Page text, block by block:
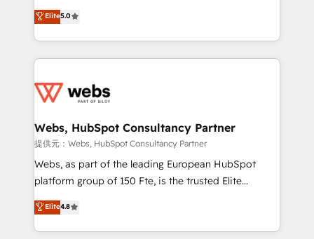
Execution • 750+ onboardings and 2,000+
implementations • Deep expertise across marketing,
BBD Boom is the HubSpot partner that can help you
to HubSpot Better. We work with your teams to
solve all your HubSpot challenges and improve user
adoption, sales process and marketing results.
the first time 🔧 Designing and optimising your
and build using HubSpot 🔌 Integrating HubSpot
with other systems 🎓 Training your teams to be
HubSpot pros 📊 Lead generation services using
HubSpot Why us? - SIX HubSpot Accreditations -
CRM, Solutions Architecture, Onboarding , Data
Migration, Custom Integration & Platform
Elite5.0
Webs, HubSpot Consultancy Partner
提供元：Webs, HubSpot Consultancy Partner
Webs, as part of the leading European HubSpot
platform group of 150 Fte, is the trusted Elite
HubSpot CRM Partner offering you a roadmap on
maximizing EBITDA and achieving Commercial
Excellence. With our targeted processes, we
Elite4.8